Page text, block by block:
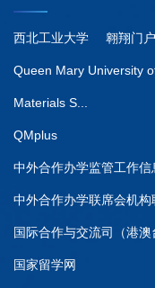
西北工业大学 翱翔门户
Queen Mary University
Materials S...
QMplus
中外合作办学监管工作信
中外合作办学联席会机构
国际合作与交流司（港澳
国家留学网